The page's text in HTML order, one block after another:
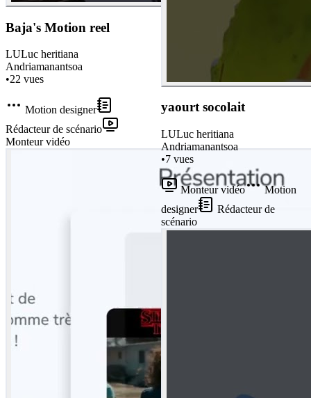
Baja's Motion reel
LULuc heritiana
Andriamanantsoa
•22 vues
Motion designer
Rédacteur de scénario
Monteur vidéo
yaourt socolait
LULuc heritiana
Andriamanantsoa
•7 vues
Monteur vidéo
Motion
designer
Rédacteur de
scénario